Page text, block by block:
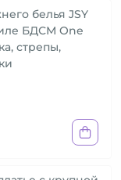
белья JSY
БДСМ One
стрепы,